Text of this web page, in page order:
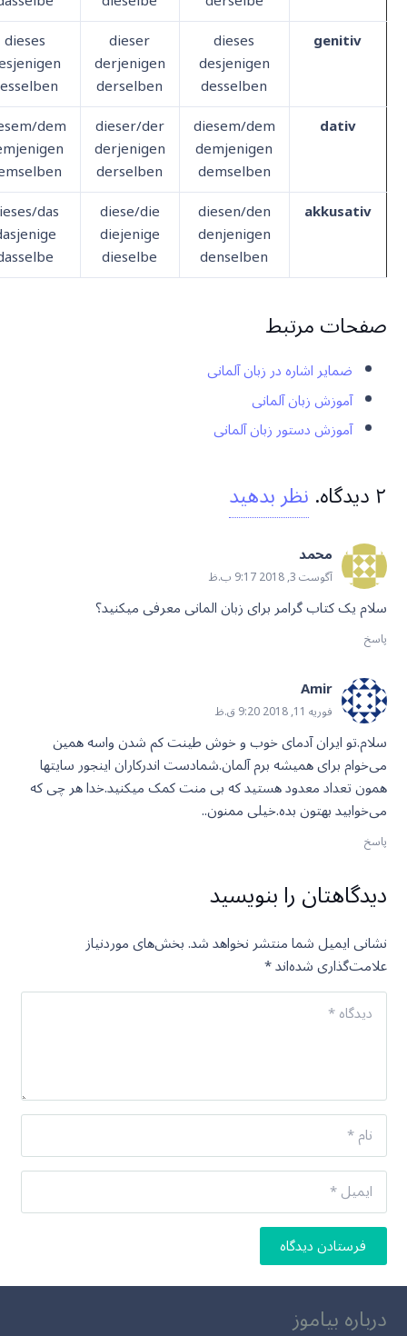
genitiv
dieses
desjenigen
desselben
dieser
derjenigen
derselben
dieses
dativ
diesem/dem
demjenigen
demselben
dieser/der
derjenigen
derselben
dem
akkusativ
diesen/den
denjenigen
denselben
diese/die
diejenige
dieselbe
das
صفحات مرتبط
ضمایر اشاره در زبان آلمانی
آموزش زبان آلمانی
آموزش دستور زبان آلمانی
۲دیدگاه.نظر بدهید
محمد
آگوست 3, 2018 9:17 ب.ظ
سلام یک کتاب گرامر برای زبان المانی معرفی میکنید؟
پاسخ
Amir
فوریه 11, 2018 9:20 ق.ظ
سلام.تو ایران آدمای خوب و خوش طینت کم شدن واسه همین
می‌خوام برای همیشه برم آلمان.شمادست اندرکاران اینجور سایتها
همون تعداد معدود هستید که بی منت کمک میکنید.خدا هر چی که
می‌خوابید بهتون بده.خیلی ممنون..
پاسخ
دیدگاهتان را بنویسید
نشانی ایمیل شما منتشر نخواهد شد.بخش‌های موردنیاز
علامت‌گذاری شده‌اند*
فرستادن دیدگاه
درباره بیاموز